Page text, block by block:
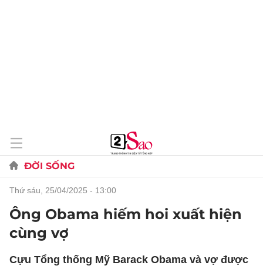
ĐỜI SỐNG
thứ sáu, 25/04/2025 - 13:00
Ông Obama hiếm hoi xuất hiện
cùng vợ
Cựu Tổng thống Mỹ Barack Obama và vợ được